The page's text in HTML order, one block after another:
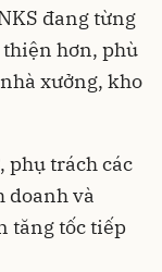
đang từng
hơn, phù
xưởng, kho
phụ trách các
doanh và
tăng tốc tiếp